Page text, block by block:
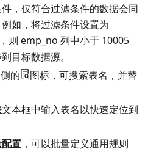
，仅符合过滤条件的数据会同
如，将过滤条件设置为
，则 emp_no 列中小于 10005
目标数据源。
的
图标，可搜索表名，并替
文本框中输入表名以快速定位到
置 ，可以批量定义通用规则